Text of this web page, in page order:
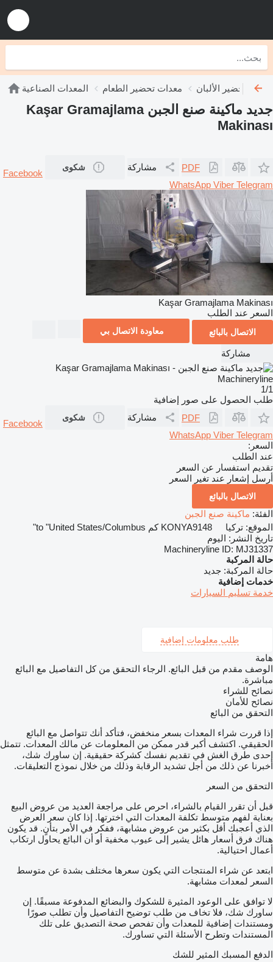
المعدات الصناعية معدات تحضير الطعام تحضير الألبان
جديد ماكينة صنع الجبن Kaşar Gramajlama
Makinası
PDF مشاركة شكوى
Facebook
WhatsApp Viber Telegram
Kaşar Gramajlama Makinası
السعر عند الطلب
الاتصال بالبائع معاودة الاتصال بي
مشاركة
1/1
طلب الحصول على صور إضافية
PDF
مشاركة شكوى
Facebook
WhatsApp Viber Telegram
السعر:
عند الطلب
تقديم استفسار عن السعر
أرسل إشعار عند تغير السعر
الاتصال بالبائع
الفئة: ماكينة صنع الجبن
الموقع: تركيا KONYA9148 كم to "United States/Columbus"
تاريخ النشر: اليوم
Machineryline ID: MJ31337
حالة المركبة
حالة المركبة: جديد
خدمات إضافية
خدمة تسليم السيارات
طلب معلومات إضافية
هامة
الوصف مقدم من قبل البائع. الرجاء التحقق من كل التفاصيل مع البائع
مباشرة.
نصائح للشراء
نصائح للأمان
التحقق من البائع
إذا قررت شراء المعدات بسعر منخفض، فتأكد أنك تتواصل مع البائع
الحقيقي. اكتشف أكبر قدر ممكن من المعلومات عن مالك المعدات. تتمثل
إحدى طرق الغش في تقديم نفسك كشركة حقيقية. إن ساورك شك،
أخبرنا عن ذلك من أجل تشديد الرقابة وذلك من خلال نموذج التعليقات.
التحقق من السعر
قبل أن تقرر القيام بالشراء، احرص على مراجعة العديد من عروض البيع
بعناية لفهم متوسط تكلفة المعدات التي اخترتها. إذا كان سعر العرض
الذي أعجبك أقل بكثير من عروض مشابهة، ففكر في الأمر بتأنٍ. قد يكون
هناك فرق أسعار هائل يشير إلى عيوب مخفية أو أن البائع يحاول ارتكاب
أعمال احتيالية.
ابتعد عن شراء المنتجات التي يكون سعرها مختلف بشدة عن متوسط
السعر لمعدات مشابهة.
لا توافق على الوعود المثيرة للشكوك والبضائع المدفوعة مسبقًا. إن
ساورك شك، فلا تخاف من طلب توضيح التفاصيل وأن تطلب صورًا
ومستندات إضافية للمعدات وأن تفحص صحة التصديق على تلك
المستندات وتطرح الأسئلة التي تساورك.
الدفع المسبك المثير للشك